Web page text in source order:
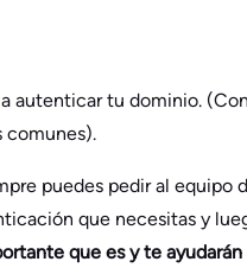
autenticar tu dominio.
comunes).
puedes pedir al equipo
que necesitas y
que es y te